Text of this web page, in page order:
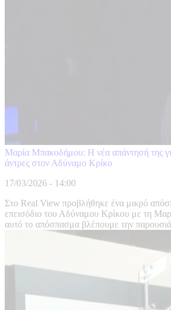
Μαρία Μπακοδήμου: Η νέα απάντησή της
άντρες στον Αδύναμο Κρίκο
17/03/2026 - 14:00
Στο Real View προβλήθηκε ένα μικρό
επεισόδιο του Αδύναμου Κρίκου με τη
αυτό το απόσπασμα βλέπουμε την